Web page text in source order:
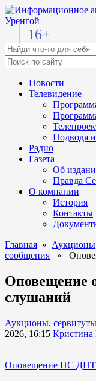
16+
Новости
Телевидение
Подводя
Радио
Газета
Об
Правда
О компании
История
Контакты
Главная »
сообщения »
Оповещение
слушаний
Аукционы,
2026, 16:15 Кристина
Оповещение ПС ДПТ